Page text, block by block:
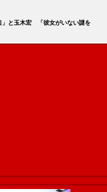
」と玉木宏 「彼女がいない謎を